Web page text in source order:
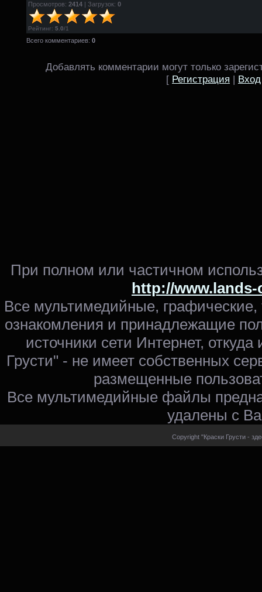
Просмотров: 2414 | Загрузок: 0
Рейтинг: 5.0/1
Всего комментариев: 0
Добавлять комментарии могут только
[ Регистрация | Вход
При полном или частичном
http://
Все мультимедийные,
ознакомления и принадлежащие
источники сети Интернет,
Грусти" - не имеет собственных
размещенные
Все мультимедийные файлы
удалены с
Copyright "Краски Грусти -